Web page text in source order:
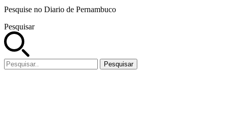
Pesquise no Diario de Pernambuco
Pesquisar
Pesquisar